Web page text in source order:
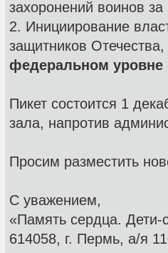
захоронений воинов
2. Инициирование
защитников
федеральном уровне
Пикет состоится 1
зала, напротив
Просим разместить
С уважением,
«Память сердца. Дети-
614058, г. Пермь, а/я